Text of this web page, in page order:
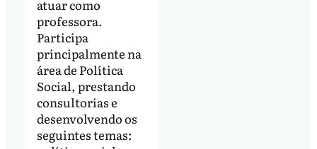
atuar como
professora.
Participa
principalmente na
área de Política
Social, prestando
consultorias e
desenvolvendo os
seguintes temas: